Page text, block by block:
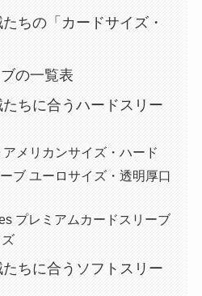
ちの「カードサイズ・
の一覧表
ちに合うハードスリー
メリカンサイズ・ハード
ブ ユーロサイズ・透明厚口
プレミアムカードスリーブ
ちに合うソフトスリー